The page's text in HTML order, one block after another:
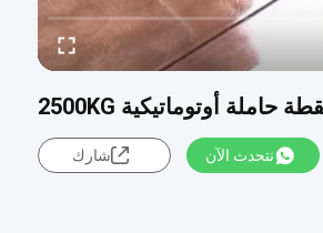
نتحدث الآن شارك